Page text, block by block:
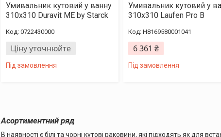
Умивальник кутовий у ванну
310х310 Duravit ME by Starck
0722430000
Ціну уточнюйте
Під замовлення
Умивальник кутовий у
310х310 Laufen Pro B
H8169580001041
6 361 ₴
Під замовлення
Асортиментний ряд
В наявності є білі та чорні кутові раковини, які підходять як для